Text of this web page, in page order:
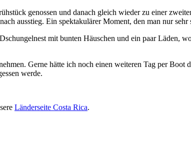
genossen und danach gleich wieder zu einer
ausstieg. Ein spektakulärer Moment, den man nur
mit bunten Häuschen und ein paar Läden,
Gerne hätte ich noch einen weiteren Tag per
werde.
Länderseite Costa Rica.